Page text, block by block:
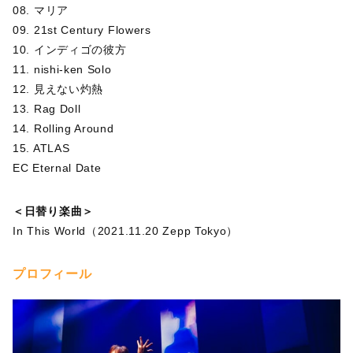
08. マリア
09. 21st Century Flowers
10. インディゴの彼方
11. nishi-ken Solo
12. 見えない灼熱
13. Rag Doll
14. Rolling Around
15. ATLAS
EC Eternal Date
＜日替り楽曲＞
In This World（2021.11.20 Zepp Tokyo）
プロフィール